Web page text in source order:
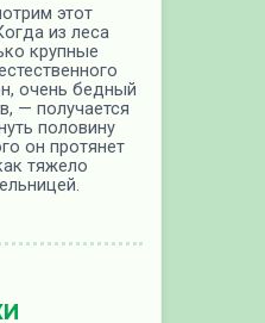
этот
из леса
крупные
очень бедный
— получается
половину
он протянет
тяжело